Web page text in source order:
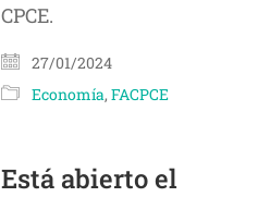
CPCE.
27/01/2024
Economía,FACPCE
Está abierto el